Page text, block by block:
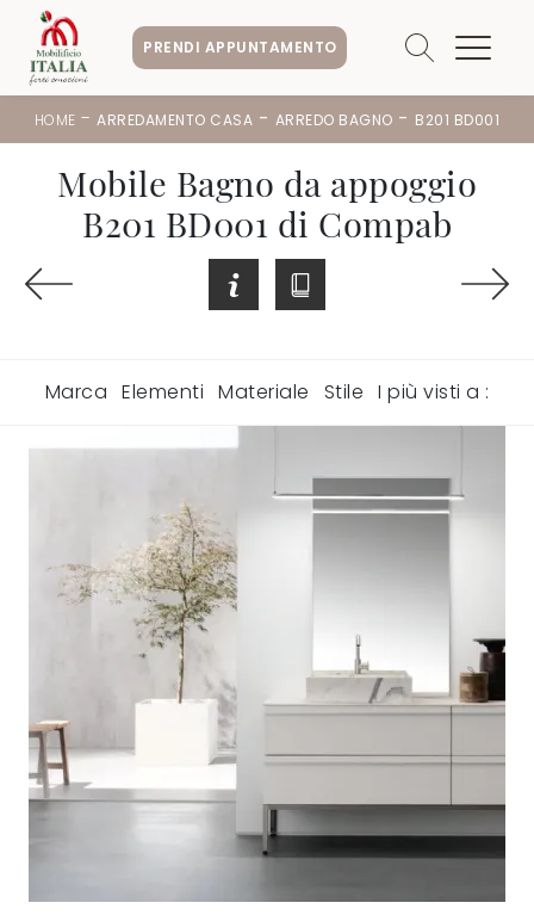
PRENDI APPUNTAMENTO
HOME -ARREDAMENTO CASA - ARREDO BAGNO - B201 BD001
Mobile Bagno da appoggio
B201 BD001 di Compab
Marca Elementi Materiale Stile I più visti a :